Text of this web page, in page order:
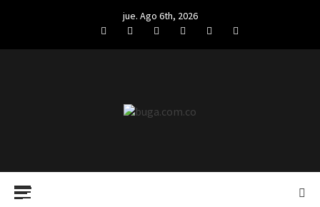
jue. Ago 6th, 2026
FacebookTwitterLinkedIn
VK YouTubeInstagram